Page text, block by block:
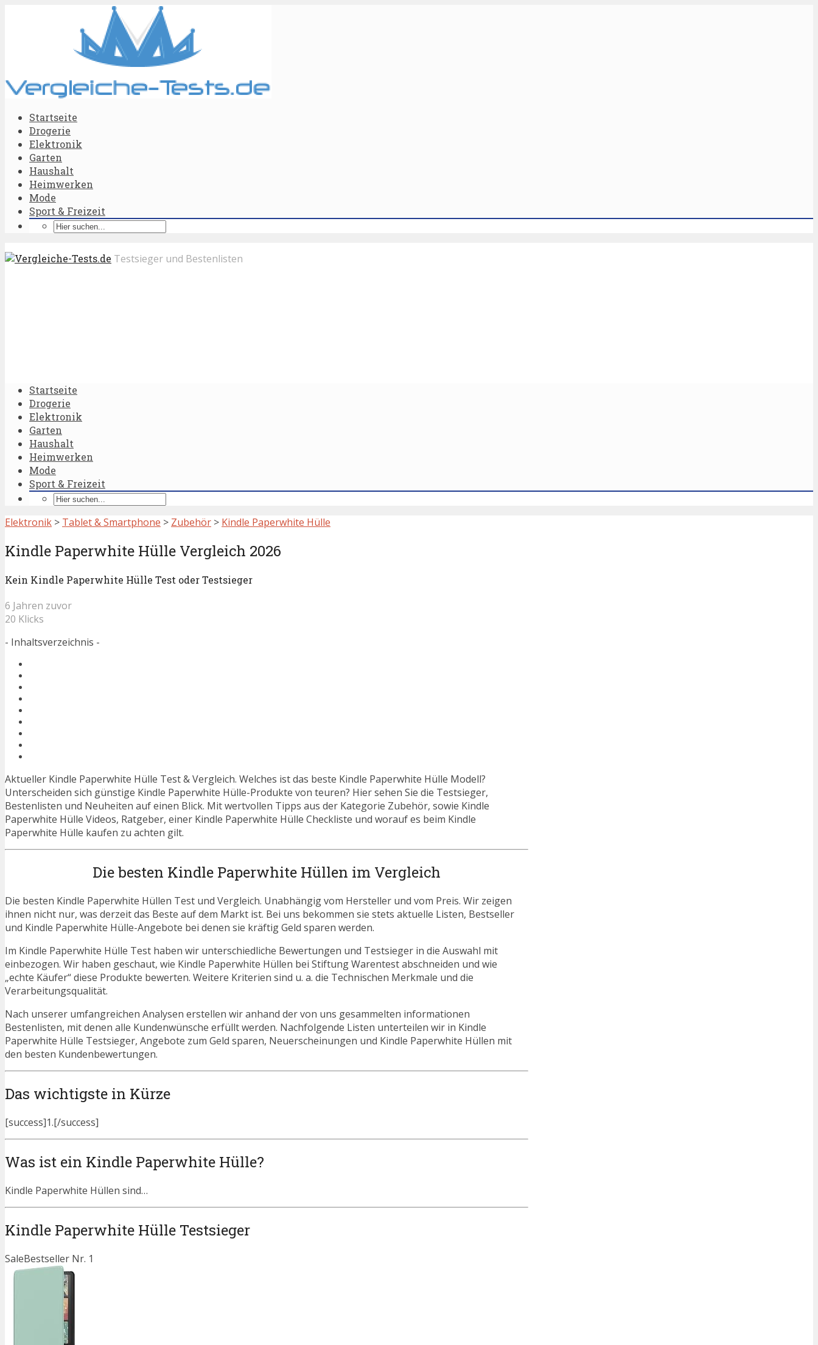
Startseite
Drogerie
Elektronik
Garten
Haushalt
Heimwerken
Mode
Sport & Freizeit
Testsieger und Bestenlisten
Startseite
Drogerie
Elektronik
Garten
Haushalt
Heimwerken
Mode
Sport & Freizeit
Elektronik > Tablet & Smartphone > Zubehör > Kindle Paperwhite Hülle
Kindle Paperwhite Hülle Vergleich 2026
Kein Kindle Paperwhite Hülle Test oder Testsieger
6 Jahren zuvor
20 Klicks
- Inhaltsverzeichnis -
Aktueller Kindle Paperwhite Hülle Test & Vergleich. Welches ist das beste Kindle Paperwhite Hülle Modell?
Unterscheiden sich günstige Kindle Paperwhite Hülle-Produkte von teuren? Hier sehen Sie die Testsieger,
Bestenlisten und Neuheiten auf einen Blick. Mit wertvollen Tipps aus der Kategorie Zubehör, sowie Kindle
Paperwhite Hülle Videos, Ratgeber, einer Kindle Paperwhite Hülle Checkliste und worauf es beim Kindle
Paperwhite Hülle kaufen zu achten gilt.
Die besten Kindle Paperwhite Hüllen im Vergleich
Die besten Kindle Paperwhite Hüllen Test und Vergleich. Unabhängig vom Hersteller und vom Preis. Wir zeigen
ihnen nicht nur, was derzeit das Beste auf dem Markt ist. Bei uns bekommen sie stets aktuelle Listen, Bestseller
und Kindle Paperwhite Hülle-Angebote bei denen sie kräftig Geld sparen werden.
Im Kindle Paperwhite Hülle Test haben wir unterschiedliche Bewertungen und Testsieger in die Auswahl mit
einbezogen. Wir haben geschaut, wie Kindle Paperwhite Hüllen bei Stiftung Warentest abschneiden und wie
„echte Käufer“ diese Produkte bewerten. Weitere Kriterien sind u. a. die Technischen Merkmale und die
Verarbeitungsqualität.
Nach unserer umfangreichen Analysen erstellen wir anhand der von uns gesammelten informationen
Bestenlisten, mit denen alle Kundenwünsche erfüllt werden. Nachfolgende Listen unterteilen wir in Kindle
Paperwhite Hülle Testsieger, Angebote zum Geld sparen, Neuerscheinungen und Kindle Paperwhite Hüllen mit
den besten Kundenbewertungen.
Das wichtigste in Kürze
[success]1.[/success]
Was ist ein Kindle Paperwhite Hülle?
Kindle Paperwhite Hüllen sind…
Kindle Paperwhite Hülle Testsieger
SaleBestseller Nr. 1